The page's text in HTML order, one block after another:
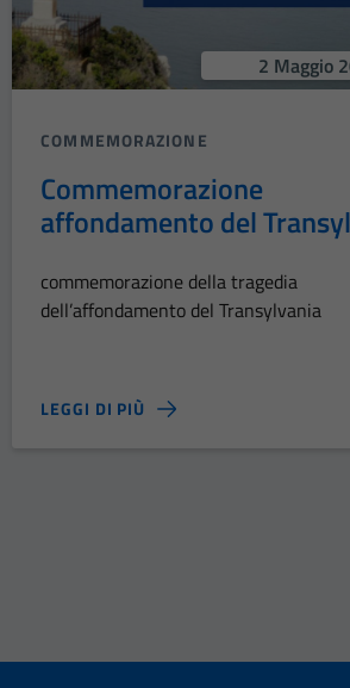
2 Maggio
COMMEMORAZIONE
Commemorazione
affondamento del
commemorazione della tragedia
dell’affondamento del Transylvania
LEGGI DI PIÙ